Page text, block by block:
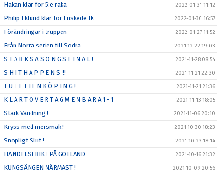
Hakan klar för 5:e raka 2022-01-31 11:12
Philip Eklund klar för Enskede IK 2022-01-30 16:57
Förändringar i truppen 2022-01-27 11:52
Från Norra serien till Södra 2021-12-22 19:03
S T A R K S Ä S O N G S F I N A L ! 2021-11-28 08:54
S H I T H A P P E N S !!! 2021-11-21 22:30
T U F F T I E N K Ö P I N G ! 2021-11-21 21:36
K L A R T Ö V E R T A G M E N B A R A 1 - 1 2021-11-13 18:05
Stark Vändning ! 2021-11-06 20:10
Kryss med mersmak ! 2021-10-30 18:23
Snöpligt Slut ! 2021-10-23 18:14
HÄNDELSERIKT PÅ GOTLAND 2021-10-16 21:32
KUNGSÄNGEN NÄRMAST ! 2021-10-09 20:56